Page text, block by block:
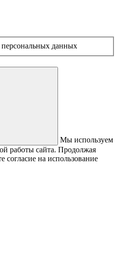
персональных данных
Мы используем
работы сайта. Продолжая
согласие на использование